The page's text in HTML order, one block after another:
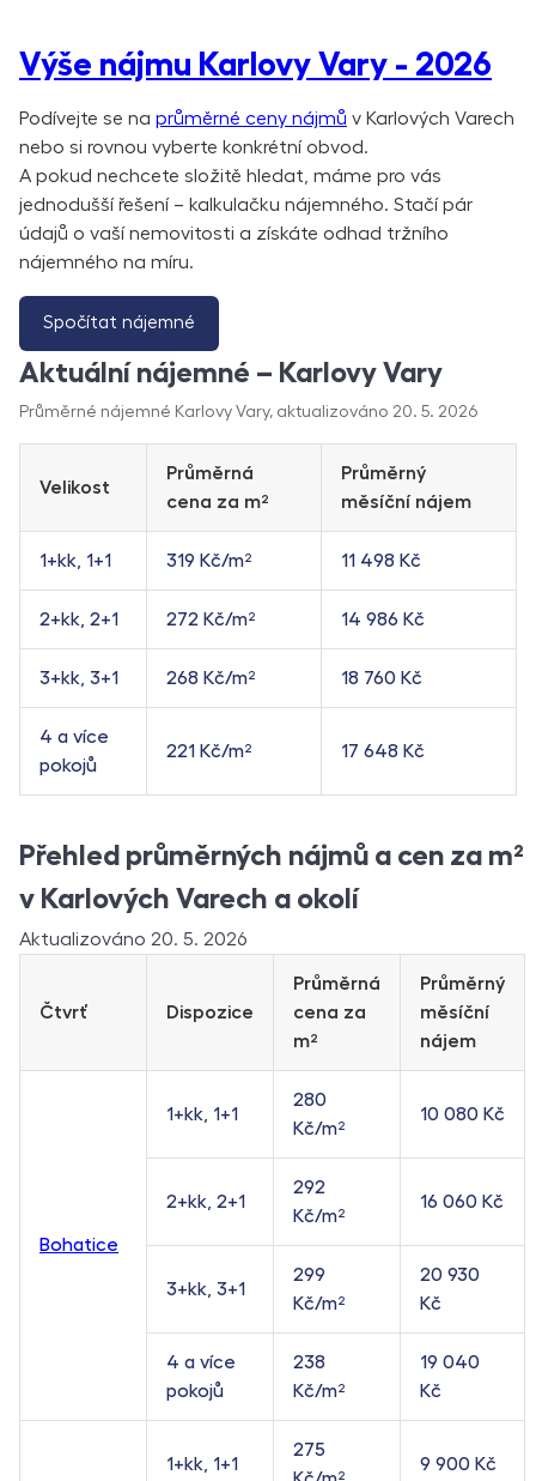
Výše nájmu Karlovy Vary - 2026
Podívejte se na průměrné ceny nájmů v Karlových Varech
nebo si rovnou vyberte konkrétní obvod.
A pokud nechcete složitě hledat, máme pro vás
jednodušší řešení – kalkulačku nájemného. Stačí pár
údajů o vaší nemovitosti a získáte odhad tržního
nájemného na míru.
Spočítat nájemné
Aktuální nájemné – Karlovy Vary
Průměrné nájemné Karlovy Vary, aktualizováno 20. 5. 2026
Velikost
Průměrná
cena za m²
Průměrný
měsíční nájem
1+kk, 1+1 319 Kč/m² 11 498 Kč
2+kk, 2+1 272 Kč/m² 14 986 Kč
3+kk, 3+1 268 Kč/m² 18 760 Kč
4 a více
pokojů
221 Kč/m² 17 648 Kč
Přehled průměrných nájmů a cen za m²
v Karlových Varech a okolí
Aktualizováno 20. 5. 2026
Čtvrť Dispozice
Průměrná
cena za
m²
Průměrný
měsíční
nájem
Bohatice
1+kk, 1+1
280
Kč/m²
10 080 Kč
2+kk, 2+1
292
Kč/m²
16 060 Kč
3+kk, 3+1
299
Kč/m²
20 930
Kč
4 a více
pokojů
238
Kč/m²
19 040
Kč
1+kk, 1+1
275
9 900 Kč